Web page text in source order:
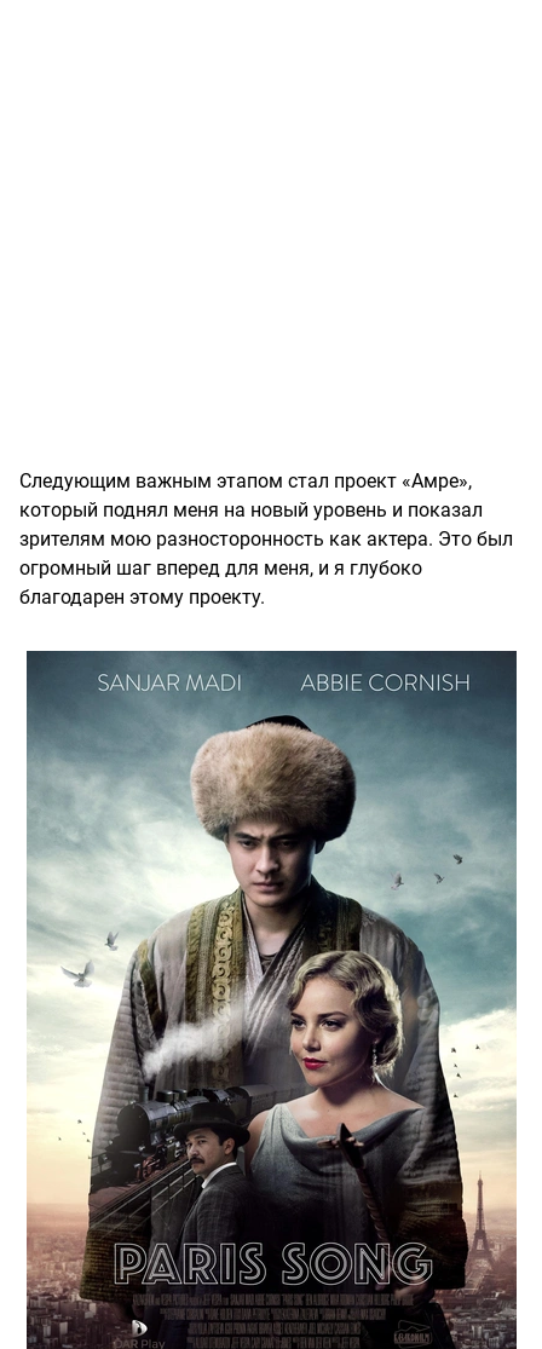
Следующим важным этапом стал проект «Амре»,
который поднял меня на новый уровень и показал
зрителям мою разносторонность как актера. Это был
огромный шаг вперед для меня, и я глубоко
благодарен этому проекту.